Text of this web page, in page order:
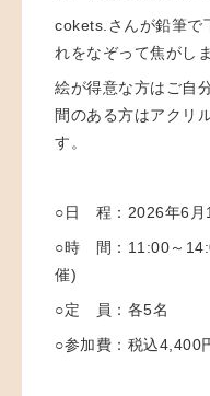
cokets.さんが鉛筆で
れをなぞって焦がしま
絵が得意な方はご自
間のある方はアクリ
す。
○日 程： 2026年6
○時 間： 11:00～
催)
○定 員： 各5名
○参加費： 税込4,400